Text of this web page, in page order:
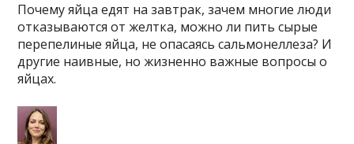
Почему яйца едят на завтрак, зачем многие люди
отказываются от желтка, можно ли пить сырые
перепелиные яйца, не опасаясь сальмонеллеза? И
другие наивные, но жизненно важные вопросы о
яйцах.